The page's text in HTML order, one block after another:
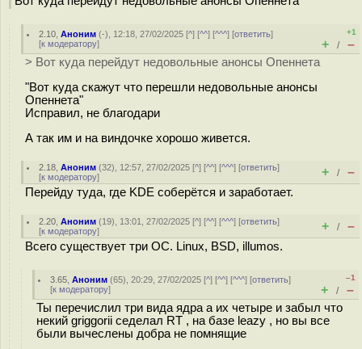
2.10 ,Аноним (-), 12:18, 27/02/2025 [^] [^^] [^^^] [ответить]
[к модератору]
+1
+ / –
> Вот куда перейдут недовольные анонсы Опеннета
"Вот куда скажут что перешли недовольные анонсы
Опеннета"
Исправил, не благодари
А так им и на виндочке хорошо живется.
2.18 ,Аноним (32), 12:57, 27/02/2025 [^] [^^] [^^^] [ответить]
[к модератору] + / –
Перейду туда, где KDE соберётся и заработает.
2.20 ,Аноним (19), 13:01, 27/02/2025 [^] [^^] [^^^] [ответить]
[к модератору] + / –
Всего существует три ОС. Linux, BSD, illumos.
3.65 ,Аноним (65), 20:29, 27/02/2025 [^] [^^] [^^^] [ответить]
[к модератору]
–1
+ / –
Ты перечислил три вида ядра а их четыре и забыл что
некий griggorii седелал RT , на базе leazy , но вы все
были вычеслены добра не помнящие